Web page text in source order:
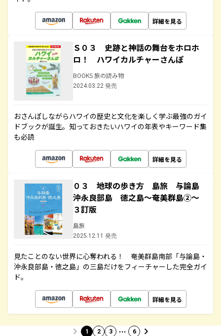
詳細を見る
Ｓ０３ 史跡と神話の舞台をホロホ
ロ！ ハワイカルチャーさんぽ
BOOKS 旅の読み物
2024.03.22 発売
おさんぽしながらハワイの歴史と文化を楽しく学ぶ最強のガイ
ドブックが誕生。知っておきたいハワイの年表やキーワード集
も必読
詳細を見る
０３ 地球の歩き方 島旅 与論島
沖永良部島 徳之島～奄美群島②～
３訂版
島旅
2025.12.11 発売
見たことのない世界に心奪われる！ 奄美群島南部「与論島・
沖永良部島・徳之島」の三島だけをフィーチャーした完全ガイ
ド。
詳細を見る
1 2 3 … 6